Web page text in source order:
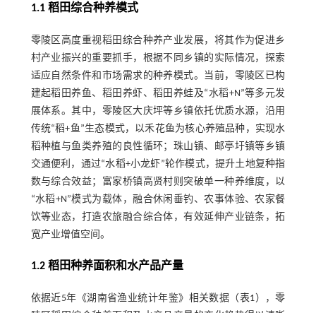
1.1 稻田综合种养模式
零陵区高度重视稻田综合种养产业发展，将其作为促进乡
村产业振兴的重要抓手，根据不同乡镇的实际情况，探索
适应自然条件和市场需求的种养模式。当前，零陵区已构
建起稻田养鱼、稻田养虾、稻田养蛙及“水稻+N”等多元发
展体系。其中，零陵区大庆坪等乡镇依托优质水源，沿用
传统“稻+鱼”生态模式，以禾花鱼为核心养殖品种，实现水
稻种植与鱼类养殖的良性循环；珠山镇、邮亭圩镇等乡镇
交通便利，通过“水稻+小龙虾”轮作模式，提升土地复种指
数与综合效益；富家桥镇高贤村则突破单一种养维度，以
“水稻+N”模式为载体，融合休闲垂钓、农事体验、农家餐
饮等业态，打造农旅融合综合体，有效延伸产业链条，拓
宽产业增值空间。
1.2 稻田种养面积和水产品产量
依据近5年《湖南省渔业统计年鉴》相关数据（表1），零